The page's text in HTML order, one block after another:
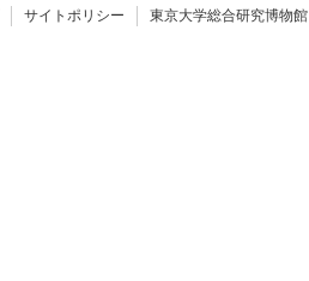
サイトポリシー 東京大学総合研究博物館